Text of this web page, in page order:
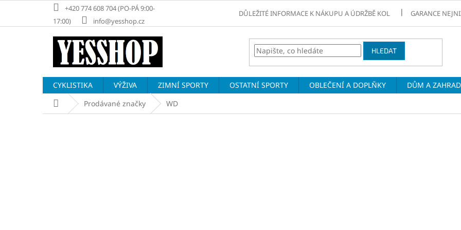
obsah
+420 774 608 704 (PO-PÁ 9:00-
17:00)
info@yesshop.cz
DŮLEŽITÉ INFORMACE K NÁKUPU A ÚDRŽBĚ KOL GARANCE
HLEDAT
CYKLISTIKA VÝŽIVA ZIMNÍ SPORTY OSTATNÍ SPORTY OBLEČENÍ A DOPLŇKY DŮM A
Domů Prodávané značky WD